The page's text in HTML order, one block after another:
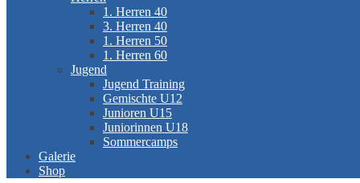
1. Herren 40
3. Herren 40
1. Herren 50
1. Herren 60
Jugend
Jugend Training
Gemischte U12
Junioren U15
Juniorinnen U18
Sommercamps
Galerie
Shop